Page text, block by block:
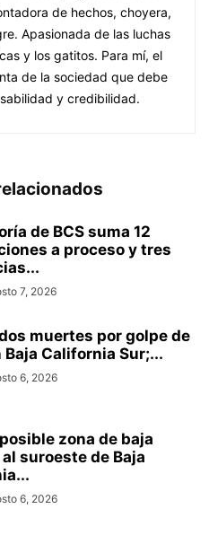
de hechos, choyera,
Apasionada de las luchas
y los gatitos. Para mí, el
de la sociedad que debe
y credibilidad.
de BCS suma 12
a proceso y tres
7, 2026
muertes por golpe de
Baja California Sur;...
6, 2026
zona de baja
suroeste de Baja
6, 2026